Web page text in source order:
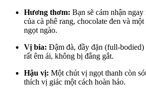
Hương thơm: Bạn sẽ cảm nhận
của cà phê rang, chocolate đen và
ngọt ngào.
Vị bia: Đậm đà, đầy đặn (full-
rất êm ái, không bị đắng gắt.
Hậu vị: Một chút vị ngọt thanh còn
thích vị giác một cách hoàn hảo.